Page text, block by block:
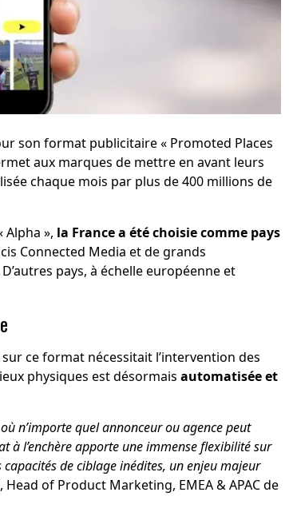
son format publicitaire « Promoted Places
aux marques de mettre en avant leurs
chaque mois par plus de 400 millions de
», la France a été choisie comme pays
Connected Media et de grands
pays, à échelle européenne et
ce format nécessitait l’intervention des
physiques est désormais automatisée et
n’importe quel annonceur ou agence peut
à l’enchère apporte une immense flexibilité sur
de ciblage inédites, un enjeu majeur
of Product Marketing, EMEA & APAC de